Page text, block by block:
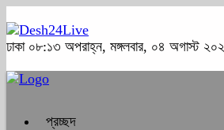
ঢাকা ০৮:১৩ অপরাহ্ন, মঙ্গলবার, ০৪ অগাস্ট
প্রচ্ছদ